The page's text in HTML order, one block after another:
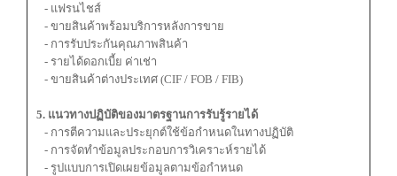
- แฟรนไชส์
- ขายสินค้าพร้อมบริการหลังการขาย
- การรับประกันคุณภาพสินค้า
- รายได้ดอกเบี้ย ค่าเช่า
- ขายสินค้าต่างประเทศ (CIF / FOB / FIB)
5. แนวทางปฏิบัติของมาตรฐานการรับรู้รายได้
- การตีความและประยุกต์ใช้ข้อกำหนดในทางปฏิบัติ
- การจัดทำข้อมูลประกอบการวิเคราะห์รายได้
- รูปแบบการเปิดเผยข้อมูลตามข้อกำหนด